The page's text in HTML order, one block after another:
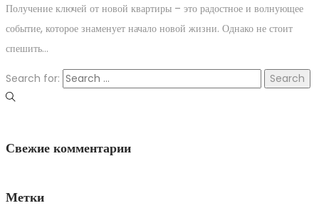
Получение ключей от новой квартиры – это радостное и волнующее
событие, которое знаменует начало новой жизни. Однако не стоит
спешить…
Search for:
Свежие комментарии
Метки